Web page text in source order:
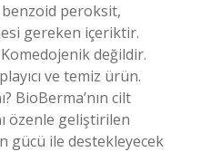
peroksit,
gereken içeriktir.
değildir.
ve temiz ürün.
BioBerma’nın cilt
özenle geliştirilen
gücü ile destekleyecek